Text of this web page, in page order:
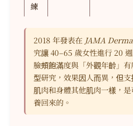
練
2018 年發表在 JAMA
究讓 40–65 歲女性進行 20
臉頰飽滿度與「外觀年齡」
型研究，效果因人而異，但
肌肉和身體其他肌肉一樣，
養回來的。